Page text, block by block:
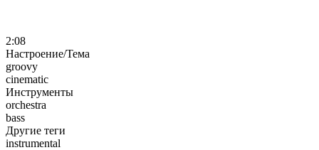
2:08
Настроение/Тема
groovy
cinematic
Инструменты
orchestra
bass
Другие теги
instrumental